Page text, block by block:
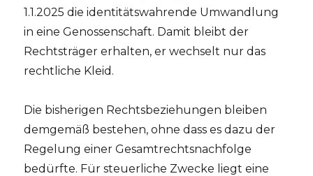
1.1.2025 die identitätswahrende Umwandlung
in eine Genossenschaft. Damit bleibt der
Rechtsträger erhalten, er wechselt nur das
rechtliche Kleid.
Die bisherigen Rechtsbeziehungen bleiben
demgemäß bestehen, ohne dass es dazu der
Regelung einer Gesamtrechtsnachfolge
bedürfte. Für steuerliche Zwecke liegt eine